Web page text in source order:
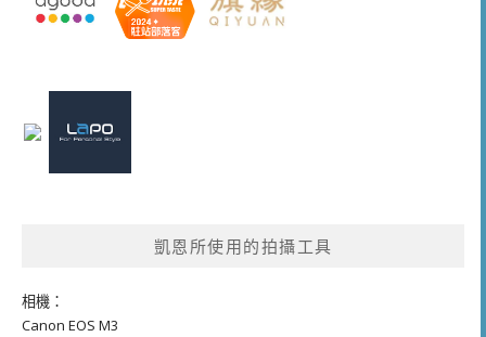
凱恩所使用的拍攝工具
相機：
Canon EOS M3